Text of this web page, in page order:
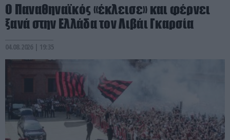
Ο Παναθηναϊκός «έκλεισε» και φέρνει
ξανά στην Ελλάδα τον Λιβάι Γκαρσία
04.08.2026 | 19:35